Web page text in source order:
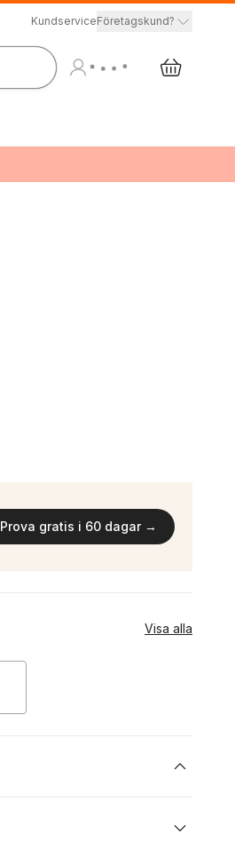
KundserviceFöretagskund?
Prova gratis i 60 dagar →
Visa alla